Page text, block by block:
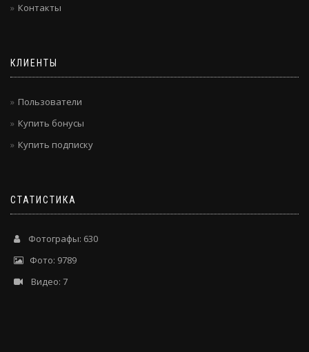
Контакты
КЛИЕНТЫ
Пользователи
Купить бонусы
Купить подписку
СТАТИСТИКА
Фотографы: 630
Фото: 9789
Видео: 7